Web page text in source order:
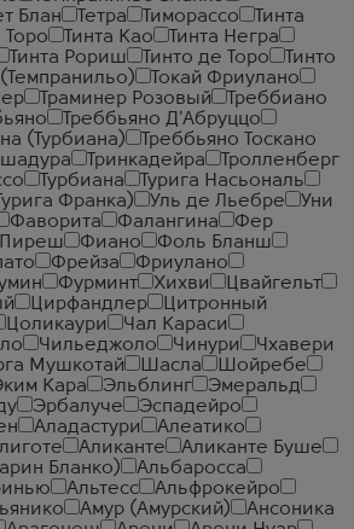
Блан Тетра Тиморассо
Тинта
Торо Тинта Као
Тинта Негра
Тинта Рориш Тинто де Торо
Тинто
Токай Фриулано
Траминер Розовый
Треббиано
Треббьяно Д'Абруццо
(Турбиана)
Треббьяно Тоскано
Тринкадейра
Тролленберг
Турбиана
Турига Насьональ
Франка)
Уль де Льебре
Уни
Фаворита Фалангина
Фер
Фиано
Фоль Бланш
Фрейза
Фриулано
Фурминт Хихви
Цвайгельт
Цирфандлер
Цитронный
Цоликаури
Чал Караси
Чильеджоло Чинури
Чхавери
Мушкотай Шасла
Шойребе
Кара Эльблинг
Эмеральд
Эрбалуче
Эспадейро
Аладастури
Алеатико
Аликанте
Аликанте Буше
Бланко)
Альбаросса
Альтесс
Альфрокейро
Амур (Амурский)
Ансоника